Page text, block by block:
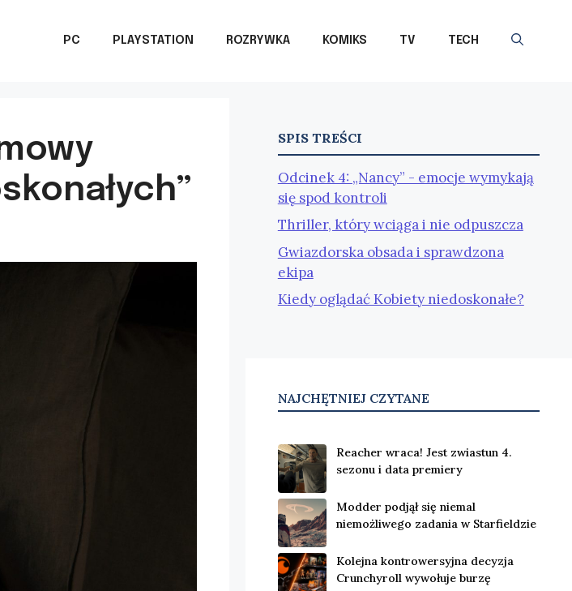
PC PLAYSTATION ROZRYWKA KOMIKS TV TECH
SPIS TREŚCI
Odcinek 4: „Nancy” - emocje wymykają
się spod kontroli
Thriller, który wciąga i nie odpuszcza
Gwiazdorska obsada i sprawdzona
ekipa
Kiedy oglądać Kobiety niedoskonałe?
NAJCHĘTNIEJ CZYTANE
Reacher wraca! Jest zwiastun 4.
sezonu i data premiery
Modder podjął się niemal
niemożliwego zadania w Starfieldzie
Kolejna kontrowersyjna decyzja
Crunchyroll wywołuje burzę